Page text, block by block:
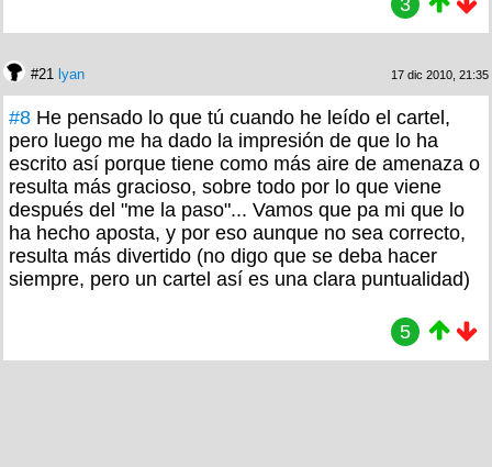
#21 lyan 17 dic 2010, 21:35
#8 He pensado lo que tú cuando he leído el cartel,
pero luego me ha dado la impresión de que lo ha
escrito así porque tiene como más aire de amenaza o
resulta más gracioso, sobre todo por lo que viene
después del "me la paso"... Vamos que pa mi que lo
ha hecho aposta, y por eso aunque no sea correcto,
resulta más divertido (no digo que se deba hacer
siempre, pero un cartel así es una clara puntualidad)
5